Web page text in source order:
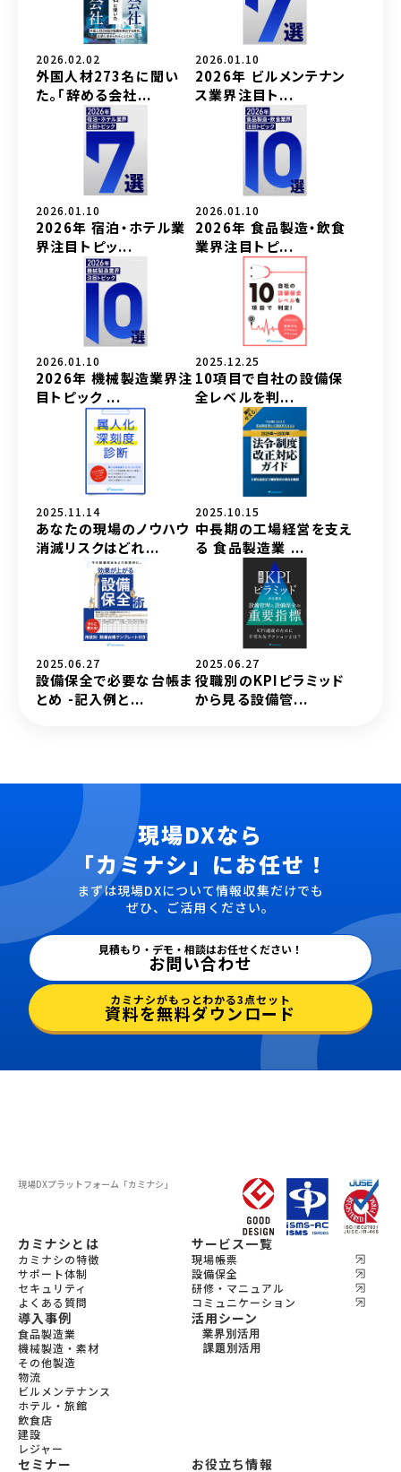
2026.02.02
外国人材273名に聞い
た。「辞める会社...
2026.01.10
2026年 ビルメンテナン
ス業界注目ト...
2026.01.10
2026年 宿泊・ホテル業
界注目トピッ...
2026.01.10
2026年 食品製造・飲食
業界注目トピ...
2026.01.10
2026年 機械製造業界注
目トピック ...
2025.12.25
10項目で自社の設備保
全レベルを判...
2025.11.14
あなたの現場のノウハウ
消滅リスクはどれ...
2025.10.15
中長期の工場経営を支え
る 食品製造業 ...
2025.06.27
設備保全で必要な台帳ま
とめ -記入例と...
2025.06.27
役職別のKPIピラミッド
から見る設備管...
現場DXなら
「カミナシ」にお任せ！
まずは現場DXについて情報収集だけでも
ぜひ、ご活用ください。
見積もり・デモ・相談はお任せください！
お問い合わせ
カミナシがもっとわかる3点セット
資料を無料ダウンロード
現場DXプラットフォーム 「カミナシ」
カミナシとは
カミナシの特徴
サポート体制
セキュリティ
よくある質問
サービス一覧
現場帳票
設備保全
研修・マニュアル
コミュニケーション
導入事例
食品製造業
機械製造・素材
その他製造
物流
ビルメンテナンス
ホテル・旅館
飲食店
建設
レジャー
活用シーン
業界別活用
機会製造・素材
課題別活用
セミナー お役立ち情報